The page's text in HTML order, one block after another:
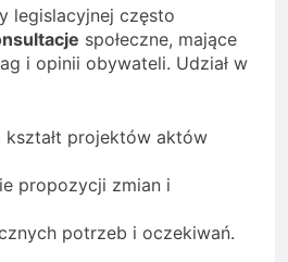
legislacyjnej często
społeczne, mające
i opinii obywateli. Udział w
kształt projektów aktów
propozycji zmian i
potrzeb i oczekiwań.